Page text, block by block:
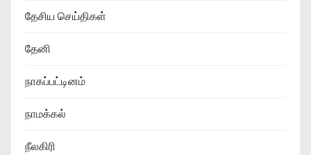
தேசிய செய்திகள்
தேனி
நாகப்பட்டினம்
நாமக்கல்
நீலகிரி